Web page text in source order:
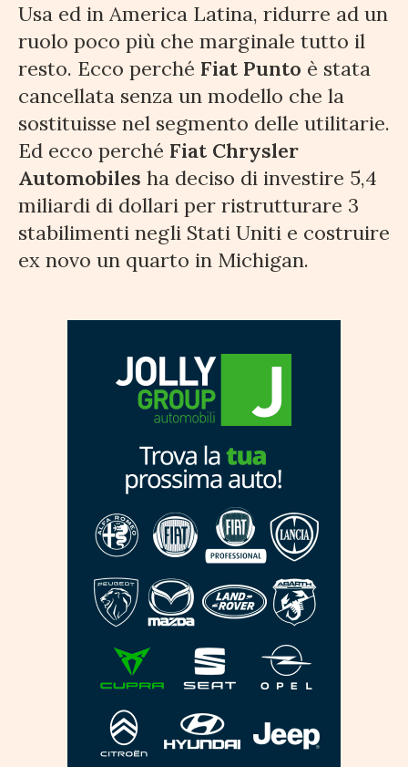
Usa ed in America Latina, ridurre ad un
ruolo poco più che marginale tutto il
resto. Ecco perché Fiat Punto è stata
cancellata senza un modello che la
sostituisse nel segmento delle utilitarie.
Ed ecco perché Fiat Chrysler
Automobiles ha deciso di investire 5,4
miliardi di dollari per ristrutturare 3
stabilimenti negli Stati Uniti e costruire
ex novo un quarto in Michigan.